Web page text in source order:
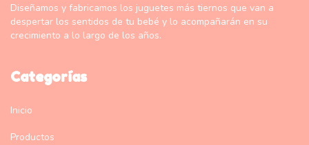
Diseñamos y fabricamos los juguetes más tiernos que van a
despertar los sentidos de tu bebé y lo acompañarán en su
crecimiento a lo largo de los años.
Categorías
Inicio
Productos